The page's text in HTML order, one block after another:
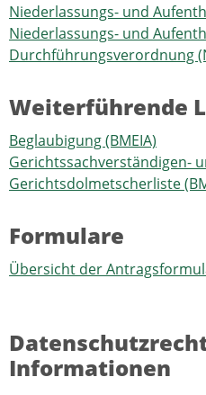
Niederlassungs- und
Niederlassungs- und
Durchführungsverordnung
Weiterführende
Beglaubigung (BMEIA)
Gerichtssachverständigen-
Gerichtsdolmetscherliste
Formulare
Übersicht der
Informationen